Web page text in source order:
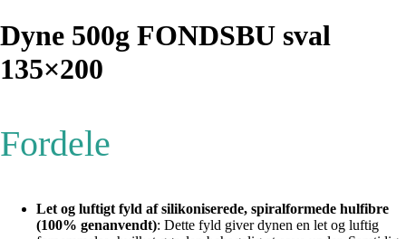
Dyne 500g FONDSBU sval
135×200
Fordele
Let og luftigt fyld af silikoniserede, spiralformede hulfibre
(100% genanvendt): Dette fyld giver dynen en let og luftig